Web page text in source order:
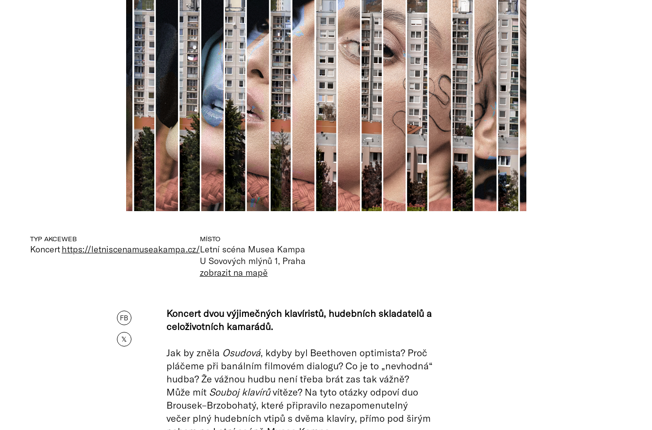
TYP AKCE
Koncert
WEB
https://letniscenamuseakampa.cz/
MÍSTO
Letní scéna Musea Kampa
U Sovových mlýnů 1, Praha
zobrazit na mapě
FB
𝕏
Koncert dvou výjimečných klavíristů, hudebních skladatelů a
celoživotních kamarádů.
Jak by zněla Osudová, kdyby byl Beethoven optimista? Proč
pláčeme při banálním filmovém dialogu? Co je to „nevhodná“
hudba? Že vážnou hudbu není třeba brát zas tak vážně?
Může mít Souboj klavírůvítěze? Na tyto otázky odpoví duo
Brousek–Brzobohatý, které připravilo nezapomenutelný
večer plný hudebních vtipů s dvěma klavíry, přímo pod širým